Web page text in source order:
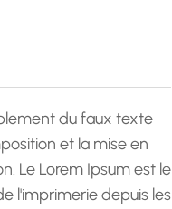
du faux texte
et la mise en
Le Lorem Ipsum est le
l'imprimerie depuis les